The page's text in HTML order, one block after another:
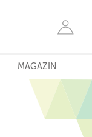
MAGAZIN